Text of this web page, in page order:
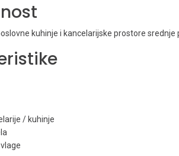
kuhinje i kancelarijske prostore
/ kuhinje